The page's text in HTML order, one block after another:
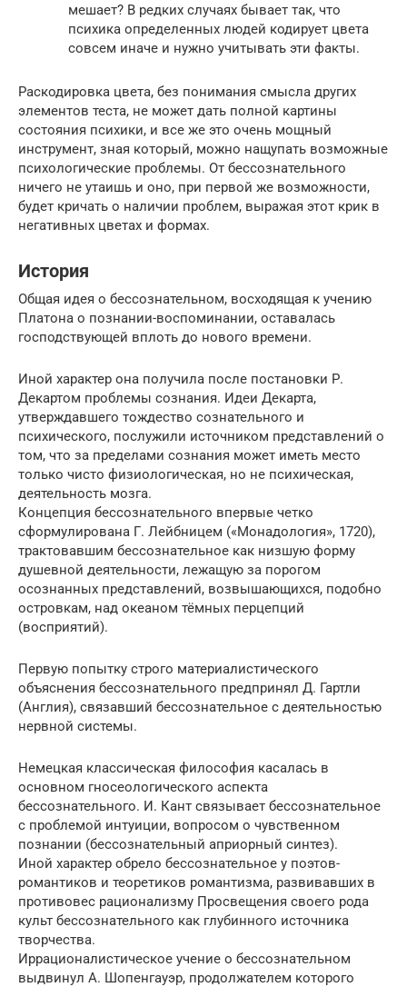
мешает? В редких случаях бывает так, что
психика определенных людей кодирует цвета
совсем иначе и нужно учитывать эти факты.
Раскодировка цвета, без понимания смысла других
элементов теста, не может дать полной картины
состояния психики, и все же это очень мощный
инструмент, зная который, можно нащупать возможные
психологические проблемы. От бессознательного
ничего не утаишь и оно, при первой же возможности,
будет кричать о наличии проблем, выражая этот крик в
негативных цветах и формах.
История
Общая идея о бессознательном, восходящая к учению
Платона о познании-воспоминании, оставалась
господствующей вплоть до нового времени.
Иной характер она получила после постановки Р.
Декартом проблемы сознания. Идеи Декарта,
утверждавшего тождество сознательного и
психического, послужили источником представлений о
том, что за пределами сознания может иметь место
только чисто физиологическая, но не психическая,
деятельность мозга.
Концепция бессознательного впервые четко
сформулирована Г. Лейбницем («Монадология», 1720),
трактовавшим бессознательное как низшую форму
душевной деятельности, лежащую за порогом
осознанных представлений, возвышающихся, подобно
островкам, над океаном тёмных перцепций
(восприятий).
Первую попытку строго материалистического
объяснения бессознательного предпринял Д. Гартли
(Англия), связавший бессознательное с деятельностью
нервной системы.
Немецкая классическая философия касалась в
основном гносеологического аспекта
бессознательного. И. Кант связывает бессознательное
с проблемой интуиции, вопросом о чувственном
познании (бессознательный априорный синтез).
Иной характер обрело бессознательное у поэтов-
романтиков и теоретиков романтизма, развивавших в
противовес рационализму Просвещения своего рода
культ бессознательного как глубинного источника
творчества.
Иррационалистическое учение о бессознательном
выдвинул А. Шопенгауэр, продолжателем которого